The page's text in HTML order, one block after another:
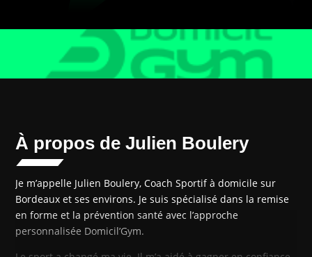
À propos de Julien Boulery
Je m’appelle Julien Boulery, Coach Sportif à domicile sur
Bordeaux et ses environs. Je suis spécialisé dans la remise
en forme et la prévention santé avec l’approche
personnalisée Domicil’Gym.